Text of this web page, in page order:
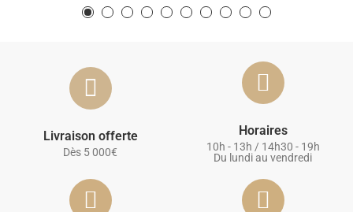
Livraison offerte
Dès 5 000€
Horaires
10h - 13h / 14h30 - 19h
Du lundi au vendredi